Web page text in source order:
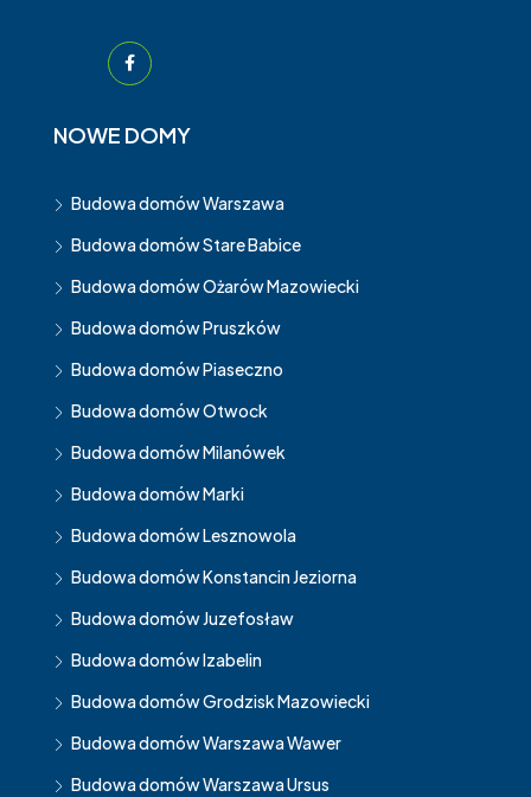
NOWE DOMY
Budowa domów Warszawa
Budowa domów Stare Babice
Budowa domów Ożarów Mazowiecki
Budowa domów Pruszków
Budowa domów Piaseczno
Budowa domów Otwock
Budowa domów Milanówek
Budowa domów Marki
Budowa domów Lesznowola
Budowa domów Konstancin Jeziorna
Budowa domów Juzefosław
Budowa domów Izabelin
Budowa domów Grodzisk Mazowiecki
Budowa domów Warszawa Wawer
Budowa domów Warszawa Ursus